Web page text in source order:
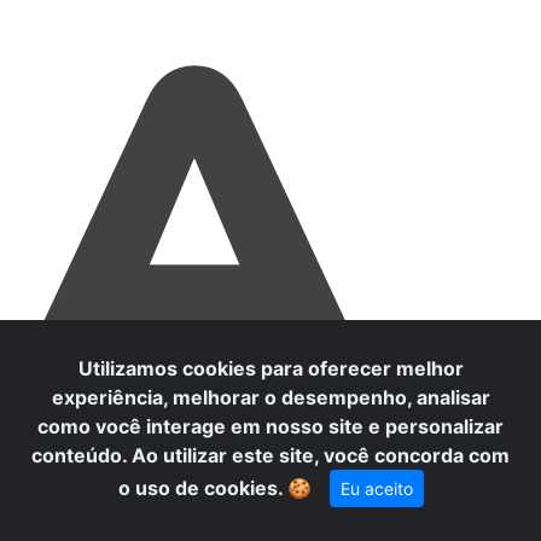
A
Utilizamos cookies para oferecer melhor
experiência, melhorar o desempenho, analisar
como você interage em nosso site e personalizar
conteúdo. Ao utilizar este site, você concorda com
o uso de cookies. 🍪 Eu aceito